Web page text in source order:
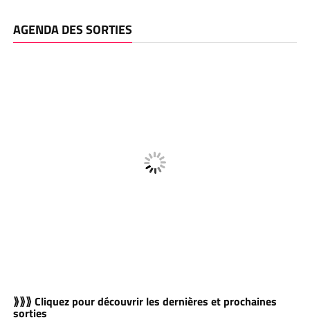
AGENDA DES SORTIES
⟫⟫⟫ Cliquez pour découvrir les dernières et prochaines
sorties